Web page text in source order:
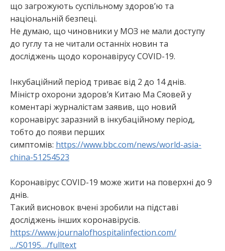
що загрожують суспільному здоров’ю та
національній безпеці.
Не думаю, що чиновники у МОЗ не мали доступу
до гуглу та не читали останніх новин та
досліджень щодо коронавірусу COVID-19.
Інкубаційний період триває від 2 до 14 днів.
Міністр охорони здоров’я Китаю Ма Сяовей у
коментарі журналістам заявив, що новий
коронавірус заразний в інкубаційному період,
тобто до появи перших
симптомів: https://www.bbc.com/news/world-asia-
china-51254523
Коронавірус COVID-19 може жити на поверхні до 9
днів.
Такий висновок вчені зробили на підставі
досліджень інших коронавірусів.
https://www.journalofhospitalinfection.com/
…/S0195…/fulltext